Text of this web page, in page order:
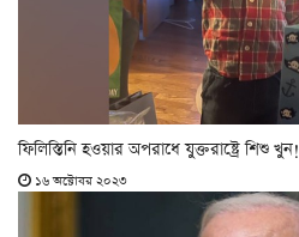
ফিলিস্তিনি হওয়ার অপরাধে যুক্তরাষ্ট্রে শিশু খুন!
১৬ অক্টোবর ২০২৩